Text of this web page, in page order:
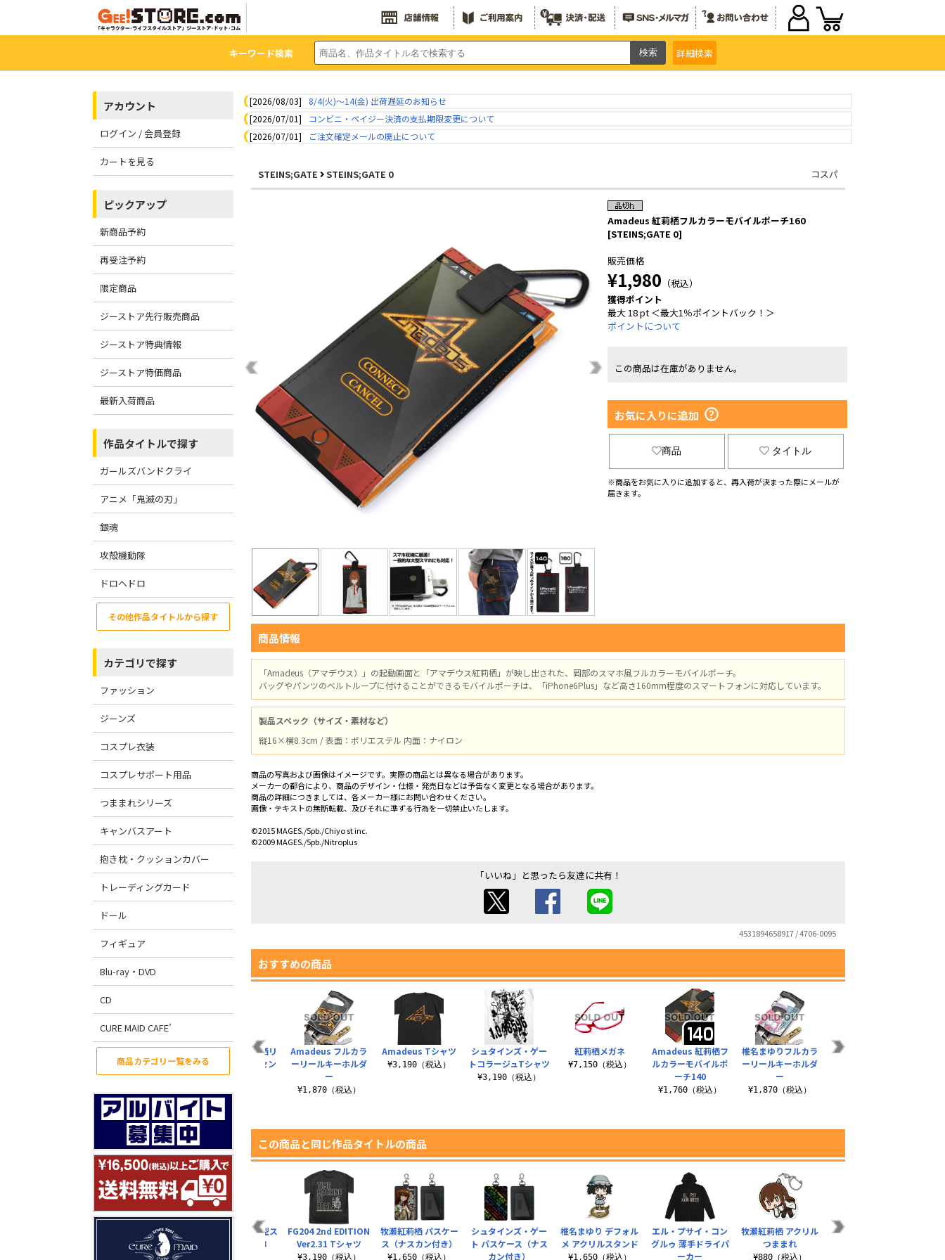
キーワード検索 詳細検索
アカウント
ログイン / 会員登録
カートを見る
ピックアップ
新商品予約
再受注予約
限定商品
ジーストア先行販売商品
ジーストア特典情報
ジーストア特価商品
最新入荷商品
作品タイトルで探す
ガールズバンドクライ
アニメ「鬼滅の刃」
銀魂
攻殻機動隊
ドロヘドロ
その他作品タイトルから探す
カテゴリで探す
ファッション
ジーンズ
コスプレ衣装
コスプレサポート用品
つままれシリーズ
キャンバスアート
抱き枕・クッションカバー
トレーディングカード
ドール
フィギュア
Blu-ray・DVD
CD
CURE MAID CAFE’
商品カテゴリ一覧をみる
[2026/08/03]
8/4(火)～14(金) 出荷遅延のお知らせ
[2026/07/01]
コンビニ・ペイジー決済の支払期限変更について
[2026/07/01]
ご注文確定メールの廃止について
STEINS;GATE STEINS;GATE 0 コスパ
Amadeus 紅莉栖フルカラーモバイルポーチ160
[STEINS;GATE 0]
販売価格
¥1,980 （税込）
獲得ポイント
最大 18 pt ＜最大1％ポイントバック！＞
ポイントについて
この商品は在庫がありません。
お気に入りに追加
商品 タイトル
※商品をお気に入りに追加すると、再入荷が決まった際にメールが
届きます。
商品情報
「Amadeus（アマデウス）」の起動画面と「アマデウス紅莉栖」が映し出された、岡部のスマホ風フルカラーモバイルポーチ。
バッグやパンツのベルトループに付けることができるモバイルポーチは、「iPhone6Plus」など高さ160mm程度のスマートフォンに対応しています。
製品スペック（サイズ・素材など）
縦16×横8.3cm / 表面：ポリエステル 内面：ナイロン
商品の写真および画像はイメージです。実際の商品とは異なる場合があります。
メーカーの都合により、商品のデザイン・仕様・発売日などは予告なく変更となる場合があります。
商品の詳細につきましては、各メーカー様にお問い合わせください。
画像・テキストの無断転載、及びそれに準ずる行為を一切禁止いたします。
©2015 MAGES./5pb./Chiyo st inc.
©2009 MAGES./5pb./Nitroplus
「いいね」と思ったら友達に共有！
4531894658917 / 4706-0095
おすすめの商品
シュタインズ・ゲー
トコラージュTシャツ
¥3,190（税込）
紅莉栖メガネ
¥7,150（税込）
Amadeus 紅莉栖フ
ルカラーモバイルポ
ーチ140
¥1,760（税込）
椎名まゆりフルカラ
ーリールキーホルダ
ー
¥1,870（税込）
牧瀬紅莉栖ネクタイ
β世界線Tシャツ
¥3,190（税込）
Amadeus 紅莉栖リ
バーシブルメッセン
ジャーバッグ
Amadeus フルカラ
ーリールキーホルダ
ー
¥1,870（税込）
Amadeus Tシャツ
¥3,190（税込）
この商品と同じ作品タイトルの商品
シュタインズ・ゲー
ト パスケース（ナス
カン付き）
椎名まゆり デフォル
メ アクリルスタンド
¥1,650（税込）
エル・プサイ・コン
グルゥ 薄手ドライパ
ーカー
牧瀬紅莉栖 アクリル
つままれ
¥880（税込）
未来ガジェット研究
スーパーハカー Tシ
ャツ
¥3,190（税込）
牧瀬紅莉栖 手帳型ス
マホケース158
FG204 2nd EDITION
Ver2.31 Tシャツ
¥3,190（税込）
牧瀬紅莉栖 パスケー
ス（ナスカン付き）
¥1,650（税込）